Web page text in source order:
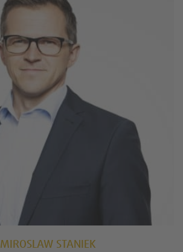
MIROSLAW STANIEK